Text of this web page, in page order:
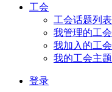
工会
工会话题列表
我管理的工会
我加入的工会
我的工会主题
登录